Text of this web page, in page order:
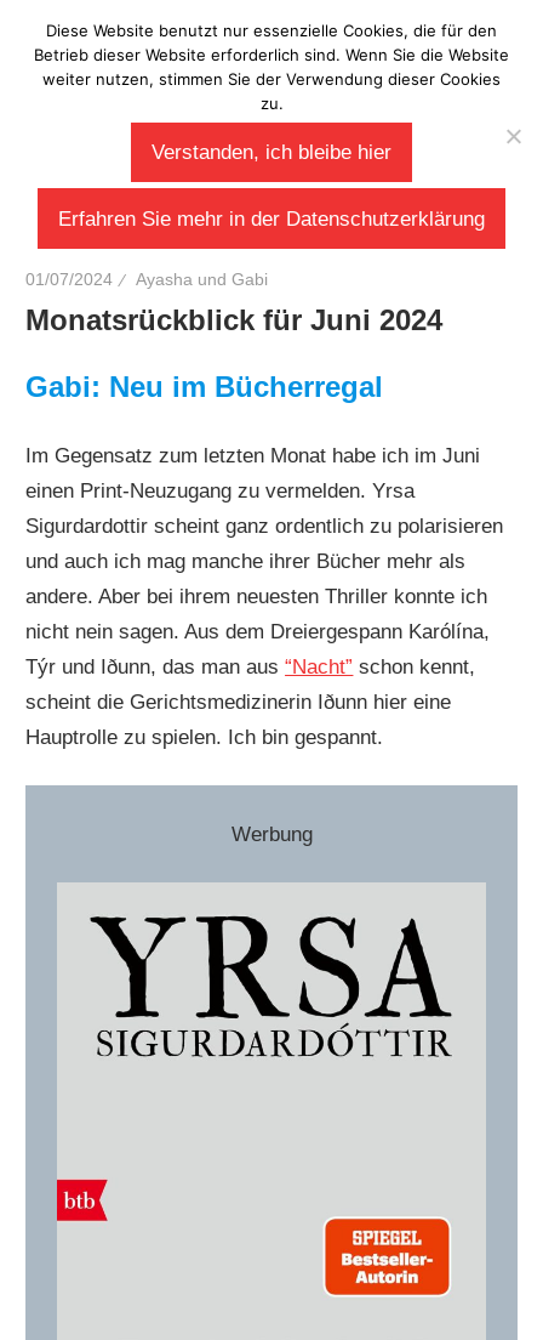
Inhalt
springen
Laberladen
01/07/2024 Ayasha und Gabi
Monatsrückblick für Juni 2024
Gabi: Neu im Bücherregal
Im Gegensatz zum letzten Monat habe ich im Juni
einen Print-Neuzugang zu vermelden. Yrsa
Sigurdardottir scheint ganz ordentlich zu polarisieren
und auch ich mag manche ihrer Bücher mehr als
andere. Aber bei ihrem neuesten Thriller konnte ich
nicht nein sagen. Aus dem Dreiergespann Karólína,
Týr und Iðunn, das man aus“Nacht” schon kennt,
scheint die Gerichtsmedizinerin Iðunn hier eine
Hauptrolle zu spielen. Ich bin gespannt.
Werbung
Diese Website benutzt nur essenzielle Cookies, die für den
Betrieb dieser Website erforderlich sind. Wenn Sie die Website
weiter nutzen, stimmen Sie der Verwendung dieser Cookies
zu.
Verstanden, ich bleibe hier
Erfahren Sie mehr in der Datenschutzerklärung